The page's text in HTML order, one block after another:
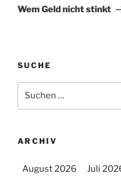
Beitrag
Wem Geld nicht stinkt
SUCHE
nach:
ARCHIV
August 2026 Juli